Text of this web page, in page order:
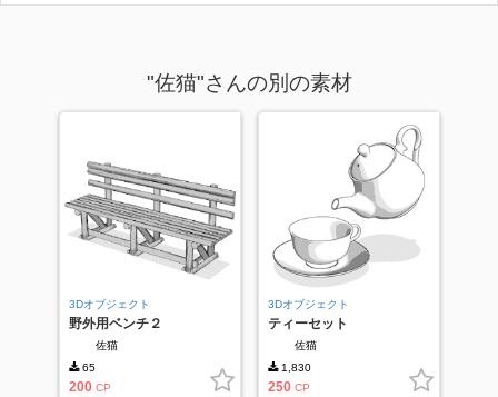
"佐猫"さんの別の素材
3Dオブジェクト
野外用ベンチ２
佐猫
65
200 CP
3Dオブジェクト
ティーセット
佐猫
1,830
250 CP